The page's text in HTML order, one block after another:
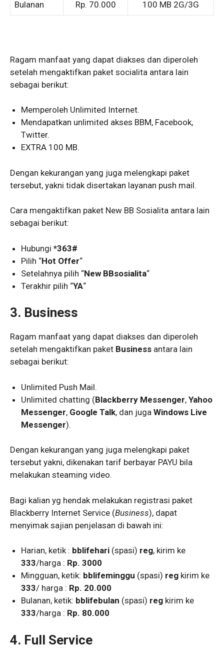
Bulanan Rp. 70.000 100 MB 2G/3G
Ragam manfaat yang dapat diakses dan diperoleh
setelah mengaktifkan paket socialita antara lain
sebagai berikut:
Memperoleh Unlimited Internet.
Mendapatkan unlimited akses BBM, Facebook,
Twitter.
EXTRA 100 MB.
Dengan kekurangan yang juga melengkapi paket
tersebut, yakni tidak disertakan layanan push mail.
Cara mengaktifkan paket New BB Sosialita antara lain
sebagai berikut:
Hubungi*363#
Pilih “Hot Offer“
Setelahnya pilih “New BBsosialita“
Terakhir pilih “YA“
3. Business
Ragam manfaat yang dapat diakses dan diperoleh
setelah mengaktifkan paket Business antara lain
sebagai berikut:
Unlimited Push Mail.
Unlimited chatting (Blackberry Messenger,Yahoo
Messenger, Google Talk, dan jugaWindows Live
Messenger).
Dengan kekurangan yang juga melengkapi paket
tersebut yakni, dikenakan tarif berbayar PAYU bila
melakukan steaming video.
Bagi kalian yg hendak melakukan registrasi paket
Blackberry Internet Service (Business), dapat
menyimak sajian penjelasan di bawah ini:
Harian, ketik : bblifehari (spasi) reg, kirim ke
333/harga : Rp. 3000
Mingguan, ketik: bblifeminggu (spasi) reg kirim ke
333/ harga : Rp. 20.000
Bulanan, ketik: bblifebulan (spasi) reg kirim ke
333/harga : Rp. 80.000
4. Full Service